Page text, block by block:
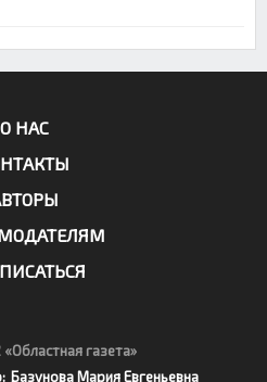
О НАС
газета»
Базунова Мария Евгеньевна